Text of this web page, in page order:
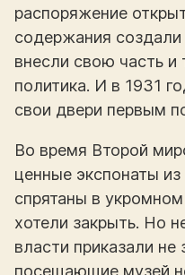
распоряжение
содержания
внесли свою часть и
политика. И в 1931
свои двери первым
Во время Второй
ценные экспонаты
спрятаны в
хотели закрыть. Но
власти приказали не
посещающие музей